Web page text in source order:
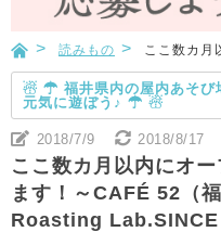
読みもの ここ数カ
☃ ☂ 福井県内の屋内あそび
元気に遊ぼう♪ ☂ ☃
2018/7/9 2018/8/17
ここ数カ月以内にオ
ます！～CAFÉ 52（
Roasting Lab.SINCE